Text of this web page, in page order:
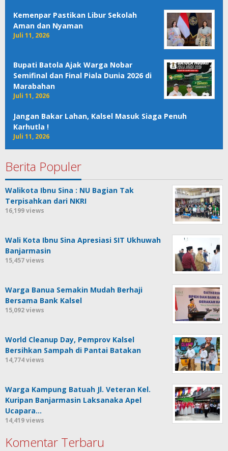
Kemenpar Pastikan Libur Sekolah
Aman dan Nyaman
Juli 11, 2026
Bupati Batola Ajak Warga Nobar
Semifinal dan Final Piala Dunia 2026 di
Marabahan
Juli 11, 2026
Jangan Bakar Lahan, Kalsel Masuk Siaga Penuh
Karhutla !
Juli 11, 2026
Berita Populer
Walikota Ibnu Sina : NU Bagian Tak
Terpisahkan dari NKRI
16,199 views
Wali Kota Ibnu Sina Apresiasi SIT Ukhuwah
Banjarmasin
15,457 views
Warga Banua Semakin Mudah Berhaji
Bersama Bank Kalsel
15,092 views
World Cleanup Day, Pemprov Kalsel
Bersihkan Sampah di Pantai Batakan
14,774 views
Warga Kampung Batuah Jl. Veteran Kel.
Kuripan Banjarmasin Laksanaka Apel
Ucapara…
14,419 views
Komentar Terbaru